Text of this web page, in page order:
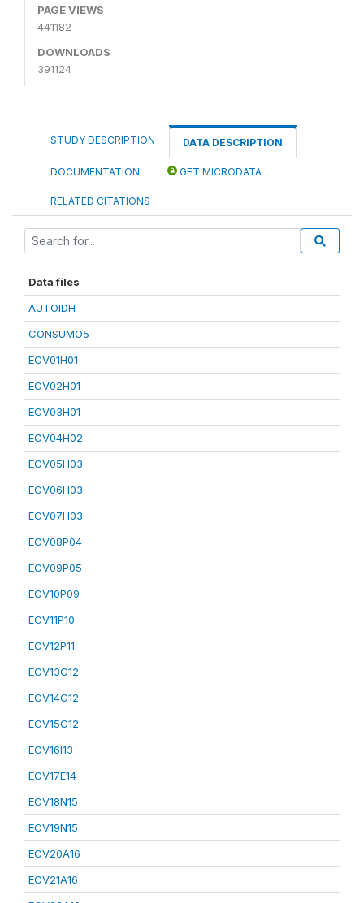
PAGE VIEWS
441182
DOWNLOADS
391124
STUDY DESCRIPTION DATA DESCRIPTION
DOCUMENTATION GET MICRODATA
RELATED CITATIONS
Data files
AUTOIDH
CONSUMO5
ECV01H01
ECV02H01
ECV03H01
ECV04H02
ECV05H03
ECV06H03
ECV07H03
ECV08P04
ECV09P05
ECV10P09
ECV11P10
ECV12P11
ECV13G12
ECV14G12
ECV15G12
ECV16I13
ECV17E14
ECV18N15
ECV19N15
ECV20A16
ECV21A16